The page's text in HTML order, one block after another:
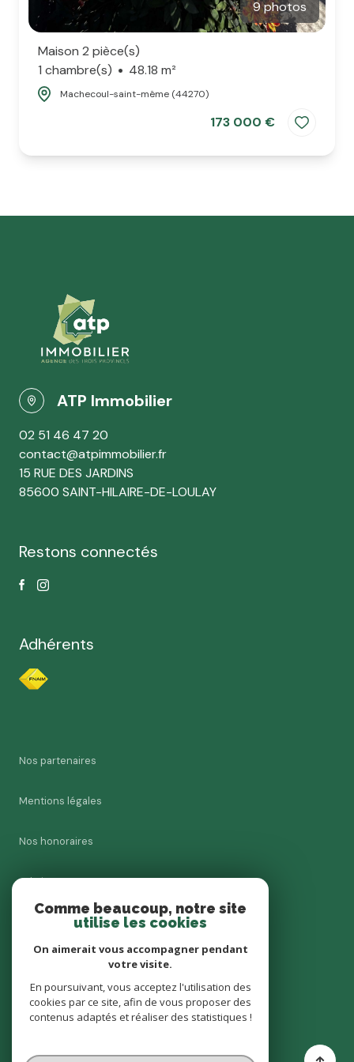
9 photos
Maison 2 pièce(s)
1 chambre(s)
48.18 m²
Machecoul-saint-même (44270)
173 000 €
ATP Immobilier
02 51 46 47 20
contact@atpimmobilier.fr
15 RUE DES JARDINS
85600 SAINT-HILAIRE-DE-LOULAY
Restons connectés
Adhérents
Nos partenaires
Mentions légales
Nos honoraires
Admin
Charte RGPD
Cookies
© 2026 | Tous droits réservés
Comme beaucoup, notre site
utilise les cookies
On aimerait vous accompagner pendant
votre visite.
En poursuivant, vous acceptez l'utilisation des
cookies par ce site, afin de vous proposer des
contenus adaptés et réaliser des statistiques !